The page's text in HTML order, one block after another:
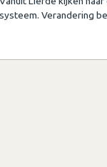
systeem. Verandering